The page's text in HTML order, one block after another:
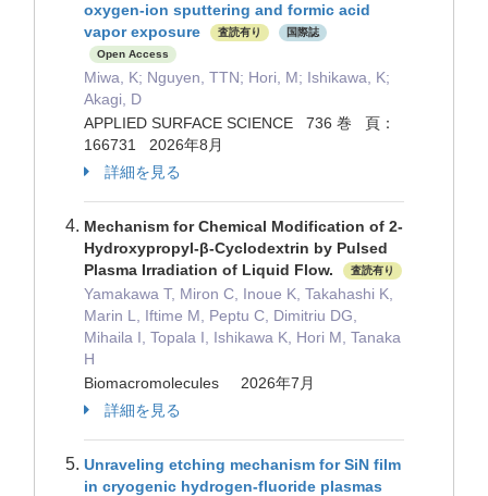
oxygen-ion sputtering and formic acid
vapor exposure
査読有り
国際誌
Open Access
Miwa, K; Nguyen, TTN; Hori, M; Ishikawa, K;
Akagi, D
APPLIED SURFACE SCIENCE 736 巻 頁：
166731 2026年8月
詳細を見る
Mechanism for Chemical Modification of 2-
Hydroxypropyl-β-Cyclodextrin by Pulsed
Plasma Irradiation of Liquid Flow.
査読有り
Yamakawa T, Miron C, Inoue K, Takahashi K,
Marin L, Iftime M, Peptu C, Dimitriu DG,
Mihaila I, Topala I, Ishikawa K, Hori M, Tanaka
H
Biomacromolecules 2026年7月
詳細を見る
Unraveling etching mechanism for SiN film
in cryogenic hydrogen-fluoride plasmas